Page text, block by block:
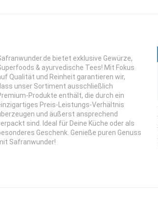
bietet exklusive Gewürze,
& ayurvedische Tees! Mit Fokus
Qualität und Reinheit garantieren wir,
unser Sortiment ausschließlich
Produkte enthält, die durch ein
Preis-Leistungs-Verhältnis
und äußerst ansprechend
sind. Ideal für Deine Küche oder als
Geschenk. Genieße puren Genuss
Safranwunder!